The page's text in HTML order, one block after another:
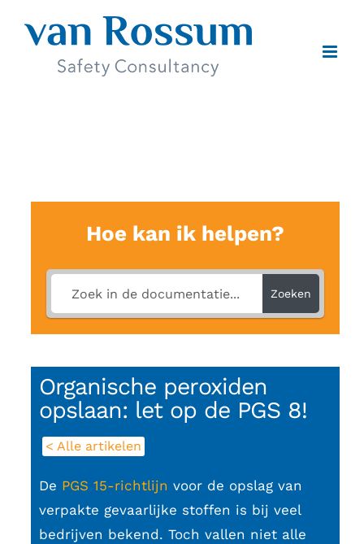
naar
Hoe kan ik helpen?
Zoeken
Organische peroxiden
opslaan: let op de PGS 8!
< Alle artikelen
De PGS 15-richtlijn voor de opslag van
verpakte gevaarlijke stoffen is bij veel
bedrijven bekend. Toch vallen niet alle